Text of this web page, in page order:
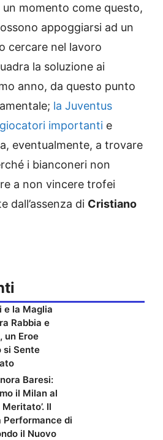
un momento come questo,
appoggiarsi ad un
cercare nel lavoro
la soluzione ai
anno, da questo punto
la Juventus
importanti e
eventualmente, a trovare
i bianconeri non
a non vincere trofei
dall’assenza di Cristiano
e la Maglia
Rabbia e
un Eroe
si Sente
Baresi:
il Milan al
Il
Performance di
il Nuovo